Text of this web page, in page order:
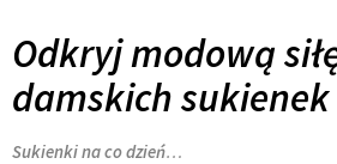
Odkryj modową
damskich
Sukienki na co dzień…